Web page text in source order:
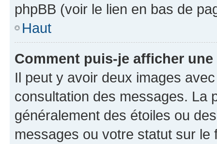
phpBB (voir le lien en bas de
Haut
Comment puis-je afficher
Il peut y avoir deux images
consultation des messages. La
généralement des étoiles ou
messages ou votre statut sur